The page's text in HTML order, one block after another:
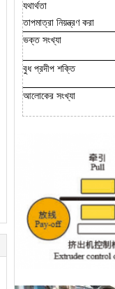
যথার্থতা
তাপমাত্রা নিয়ন্ত্রণ করা
ভক্ত সংখ্যা
বুধ প্রদীপ শক্তি
আলোকের সংখ্যা